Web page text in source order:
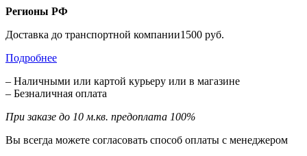
Регионы РФ
Доставка до транспортной компании1500 руб.
Подробнее
– Наличными или картой курьеру или в магазине
– Безналичная оплата
При заказе до 10 м.кв. предоплата 100%
Вы всегда можете согласовать способ оплаты с менеджером